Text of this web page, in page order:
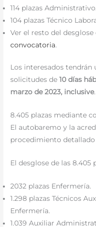
114 plazas Administrativo.
104 plazas Técnico
Ver el resto del desglose
convocatoria.
Los interesados tendrán
solicitudes de10 días
marzo de 2023, inclusive.
8.405 plazas mediante
El autobaremo y la
procedimiento detallado
El desglose de las 8.405
2032 plazas Enfermería.
1.298 plazas Técnicos
Enfermería.
1.039 Auxiliar